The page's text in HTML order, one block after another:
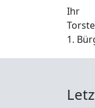
Ihr
1.